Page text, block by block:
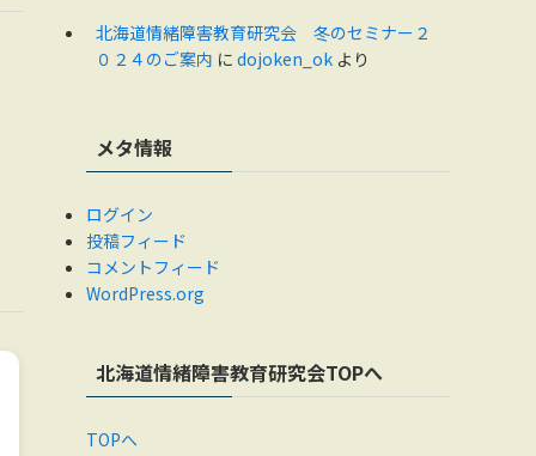
北海道情緒障害教育研究会 冬のセミナー２
０２４のご案内 に dojoken_ok より
メタ情報
ログイン
投稿フィード
コメントフィード
WordPress.org
北海道情緒障害教育研究会TOPへ
TOPへ